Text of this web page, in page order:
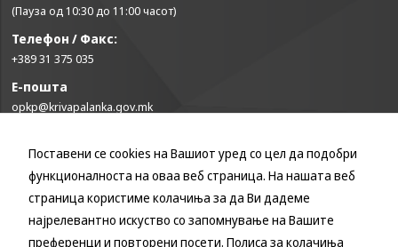
(Пауза од 10:30 до 11:00 часот)
Телефон / Факс:
+389 31 375 035
Е-пошта
opkp@krivapalanka.gov.mk
КОРИСНИ ЛИНКОВИ
Влада на Република Северна Македонија
Собрание на Република Северна Македонија
Министерство за финансии
Поставени се cookies на Вашиот уред со цел да подобри
функционалноста на оваа веб страница. На нашата веб
страница користиме колачиња за да Ви дадеме
најрелевантно искуство со запомнување на Вашите
преференци и повторени посети. Полиса за колачиња
опција).
Statistics
In order for